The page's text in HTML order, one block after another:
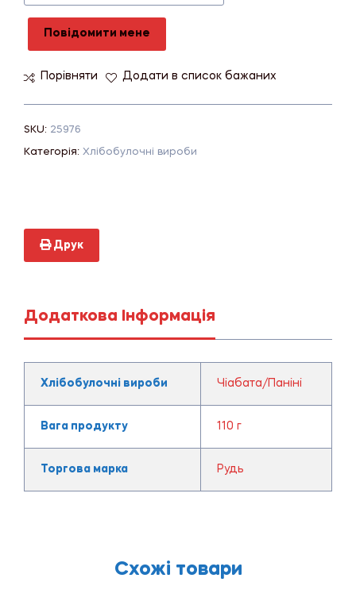
Повідомити мене
Порівняти Додати в список бажаних
SKU: 25976
Категорія: Хлібобулочні вироби
Друк
Додаткова Інформація
Хлібобулочні вироби Чіабата/Паніні
Вага продукту 110 г
Торгова марка Рудь
Схожі товари